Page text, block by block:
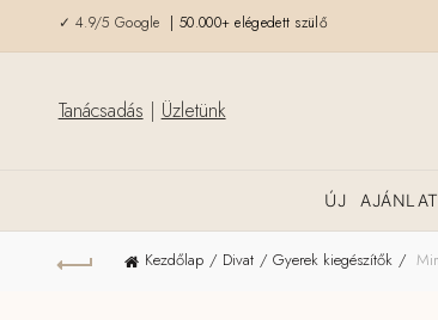
✓ 4.9/5 Google | 50.000+ elégedett szülő
Tanácsadás | Üzletünk
ÚJ
Kezdőlap Divat Gyerek kiegészítők